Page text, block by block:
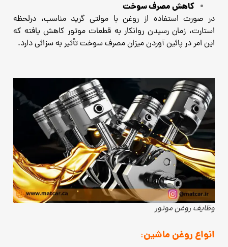
کاهش مصرف سوخت
در صورت استفاده از روغن با مولتی گرید مناسب، درلحظه
استارت، زمان رسیدن روانکار به قطعات موتور کاهش یافته که
این امر در پائین آوردن میزان مصرف سوخت تأثیر به سزائی دارد.
وظایف روغن موتور
انواع روغن ماشین: